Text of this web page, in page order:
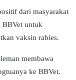
dari masyarakat
BBVet untuk
vaksin rabies.
membawa
ke BBVet.